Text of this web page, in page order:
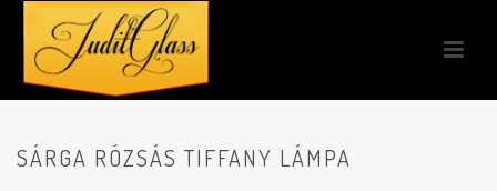
SÁRGA RÓZSÁS TIFFANY LÁMPA